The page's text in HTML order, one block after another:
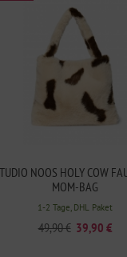
NOOS HOLY COW
MOM-BAG
1-2 Tage, DHL Paket
49,90 € 39,90 €